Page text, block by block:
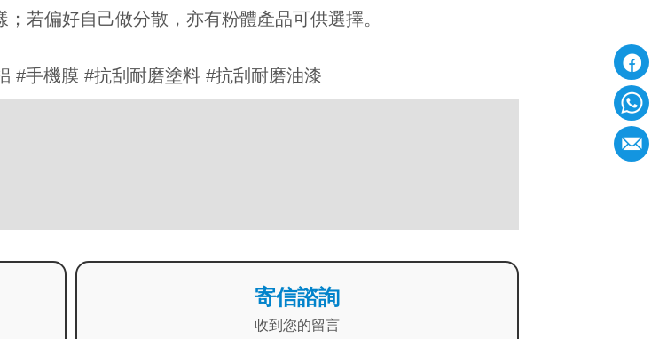
若偏好自己做分散，亦有粉體產品可供選擇。
#手機膜 #抗刮耐磨塗料 #抗刮耐磨油漆
寄信諮詢
收到您的留言